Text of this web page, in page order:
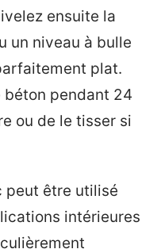
ensuite la
un niveau à bulle
plat.
béton pendant 24
ou de le tisser si
peut être utilisé
intérieures